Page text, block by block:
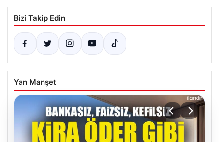
Bizi Takip Edin
Yan Manşet